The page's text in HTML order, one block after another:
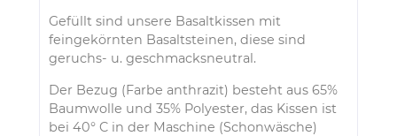
Gefüllt sind unsere Basaltkissen mit
feingekörnten Basaltsteinen, diese sind
geruchs- u. geschmacksneutral.
Der Bezug (Farbe anthrazit) besteht aus 65%
Baumwolle und 35% Polyester, das Kissen ist
bei 40° C in der Maschine (Schonwäsche)